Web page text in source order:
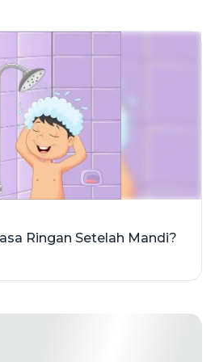
Ringan Setelah Mandi?